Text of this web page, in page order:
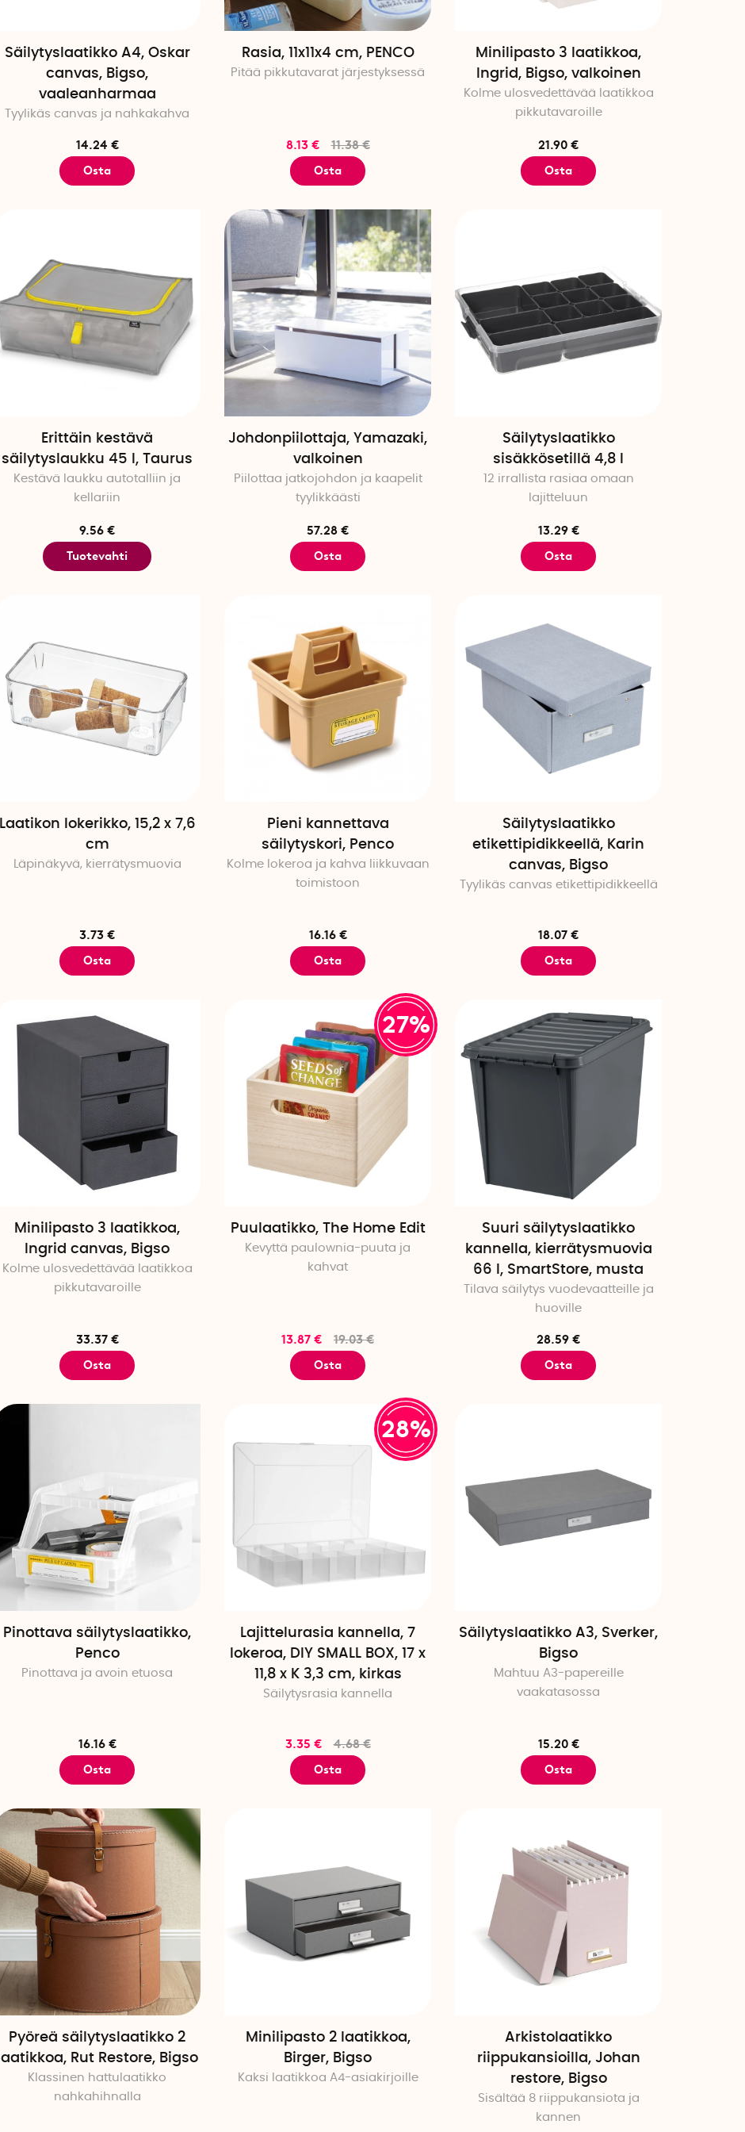
tilan säästämiseksi. Yhdistä eri kokoja älykkään kokonaisratkaisun luomiseksi joka
Muoviset säilytyslaatikot – kestävät ja helppohoitoiset
Muoviset säilytyslaatikot ovat käytännöllinen valinta, kun tarvitset kestävää ja
helppohoitoista säilytystä. Ne ovat kestäviä, helppoja puhdistaa ja saatavilla useissa
koossa ja väreissä erilaisiin tarpeisiin. Käytä niitä lelujen, puhdistustarvikkeiden tai
varastotavaroiden järjestämiseen – sekä kotona, autotallissa että toimistossa. Monet
mallit ovat pinottavia ja läpinäkyviä, mikä tekee sisällön tarkastelusta helppoa.
suosikkisi älykkääseen säilytykseen!
Säilytyslaatikko A4, Oskar
canvas, Bigso,
vaaleanharmaa
Tyylikäs canvas ja nahkakahva
14.24 €
Osta
Rasia, 11x11x4 cm, PENCO
Pitää pikkutavarat järjestyksessä
8.13 €
11.38 €
Osta
Minilipasto 3 laatikkoa,
Ingrid, Bigso, valkoinen
Kolme ulosvedettävää laatikkoa
pikkutavaroille
21.90 €
Osta
Erittäin kestävä
säilytyslaukku 45 l, Taurus
Kestävä laukku autotalliin ja
kellariin
9.56 €
Tuotevahti
Johdonpiilottaja, Yamazaki,
valkoinen
Piilottaa jatkojohdon ja kaapelit
tyylikkäästi
57.28 €
Osta
Säilytyslaatikko
sisäkkösetillä 4,8 l
12 irrallista rasiaa omaan
lajitteluun
13.29 €
Osta
Laatikon lokerikko, 15,2 x 7,6
cm
Läpinäkyvä, kierrätysmuovia
3.73 €
Osta
Pieni kannettava
säilytyskori, Penco
Kolme lokeroa ja kahva liikkuvaan
toimistoon
16.16 €
Osta
Säilytyslaatikko
etikettipidikkeellä, Karin
canvas, Bigso
Tyylikäs canvas etikettipidikkeellä
18.07 €
Osta
Minilipasto 3 laatikkoa,
Ingrid canvas, Bigso
Kolme ulosvedettävää laatikkoa
pikkutavaroille
33.37 €
Osta
27%
Puulaatikko, The Home Edit
Kevyttä paulownia-puuta ja
kahvat
13.87 €
19.03 €
Osta
Suuri säilytyslaatikko
kannella, kierrätysmuovia
66 l, SmartStore, musta
Tilava säilytys vuodevaatteille ja
huoville
28.59 €
Osta
Pinottava säilytyslaatikko,
Penco
Pinottava ja avoin etuosa
16.16 €
Osta
28%
Lajittelurasia kannella, 7
lokeroa, DIY SMALL BOX, 17 x
11,8 x K 3,3 cm, kirkas
Säilytysrasia kannella
3.35 €
4.68 €
Osta
Säilytyslaatikko A3, Sverker,
Bigso
Mahtuu A3-papereille
vaakatasossa
15.20 €
Osta
Pyöreä säilytyslaatikko 2
laatikkoa, Rut Restore, Bigso
Klassinen hattulaatikko
nahkahihnalla
Minilipasto 2 laatikkoa,
Birger, Bigso
Kaksi laatikkoa A4-asiakirjoille
Arkistolaatikko
riippukansioilla, Johan
restore, Bigso
Sisältää 8 riippukansiota ja
kannen